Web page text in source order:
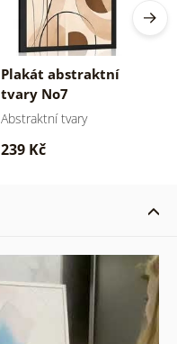
Plakát abstraktní
tvary No7
Abstraktní tvary
239 Kč